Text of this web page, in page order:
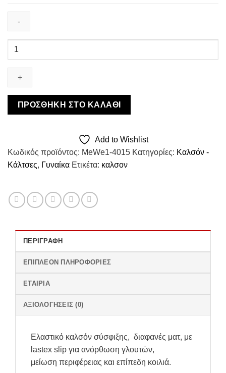
MeWe
Lastex
Illusion
ποσότητα
ΠΡΟΣΘΉΚΗ ΣΤΟ ΚΑΛΆΘΙ
Add to Wishlist
Κωδικός προϊόντος: MeWe1-4015 Κατηγορίες: Καλσόν -
Κάλτσες, Γυναίκα Ετικέτα: καλσον
ΠΕΡΙΓΡΑΦΉ
ΕΠΙΠΛΈΟΝ ΠΛΗΡΟΦΟΡΊΕΣ
ΕΤΑΙΡΊΑ
ΑΞΙΟΛΟΓΉΣΕΙΣ (0)
Ελαστικό καλσόν σύσφιξης, διαφανές ματ, με
lastex slip για ανόρθωση γλουτών,
μείωση περιφέρειας και επίπεδη κοιλιά.